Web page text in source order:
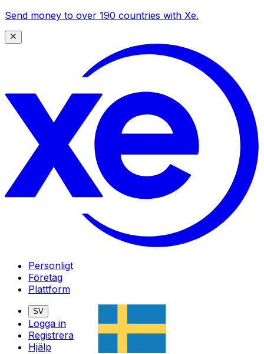
Send money to over 190 countries with Xe.
Personligt
Företag
Plattform
SV
Logga in
Registrera
Hjälp